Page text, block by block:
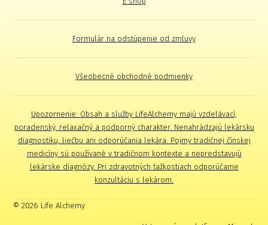
Formulár na odstúpenie od zmluvy
Všeobecné obchodné podmienky
Upozornenie: Obsah a služby LifeAlchemy majú vzdelávací,
poradenský, relaxačný a podporný charakter. Nenahrádzajú lekársku
diagnostiku, liečbu ani odporúčania lekára. Pojmy tradičnej čínskej
medicíny sú používané v tradičnom kontexte a nepredstavujú
lekárske diagnózy. Pri zdravotných ťažkostiach odporúčame
konzultáciu s lekárom.
© 2026 Life Alchemy